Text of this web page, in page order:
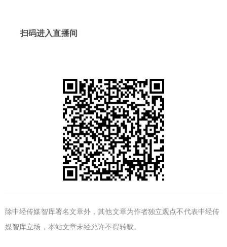
扫码进入直播间
除中经传媒智库署名文章外，其他文章为作者独立观点不代表中经传
媒智库立场，本站文章未经允许不得转载。